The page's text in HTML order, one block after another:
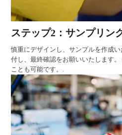
ステップ2：サンプリン
慎重にデザインし、サンプルを作成
付し、最終確認をお願いいたします
ことも可能です。.